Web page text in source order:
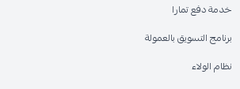
خدمة دفع تمارا
برنامج التسويق بالعمولة
نظام الولاء